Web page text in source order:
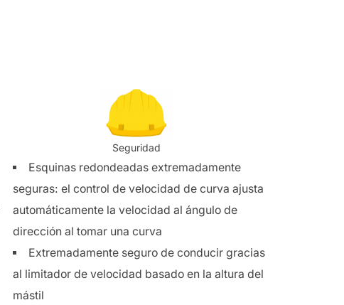
Seguridad
Esquinas redondeadas extremadamente
seguras: el control de velocidad de curva ajusta
automáticamente la velocidad al ángulo de
dirección al tomar una curva
Extremadamente seguro de conducir gracias
al limitador de velocidad basado en la altura del
mástil